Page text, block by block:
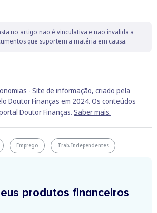
no artigo não é vinculativa e não invalida a
que suportem a matéria em causa.
- Site de informação, criado pela
Doutor Finanças em 2024. Os conteúdos
Doutor Finanças. Saber mais.
Emprego Trab. Independentes
produtos financeiros